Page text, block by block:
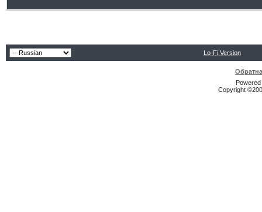
Lo-Fi Version
Copyright